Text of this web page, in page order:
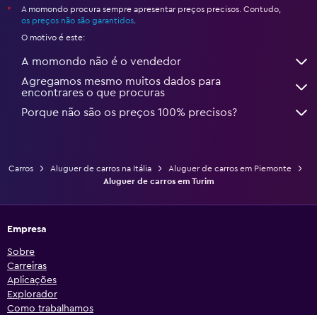
*
A momondo procura sempre apresentar preços precisos. Contudo,
os preços não são garantidos
O motivo é este:
A momondo não é o vendedor
Agregamos mesmo muitos dados para
encontrares o que procuras
Porque não são os preços 100% precisos?
Carros Aluguer de carros na Itália
Aluguer de carros em Piemonte
Aluguer de carros em Turim
Empresa
Sobre
Carreiras
Aplicações
Explorador
Como trabalhamos